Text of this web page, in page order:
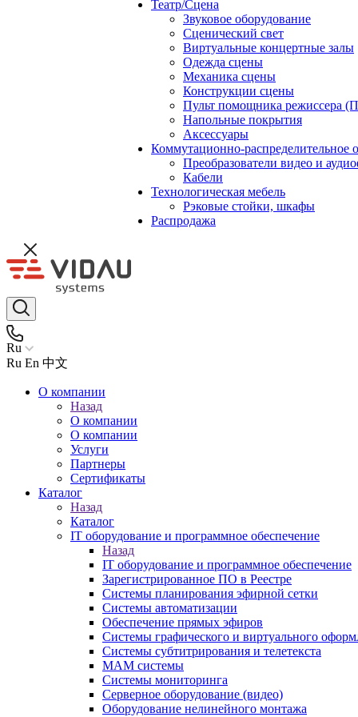
Театр/Сцена
Звуковое оборудование
Сценический свет
Виртуальные концертные залы
Одежда сцены
Механика сцены
Конструкции сцены
Пульт помощника режиссера
Напольные покрытия
Аксессуары
Коммутационно-распределительное
Преобразователи видео и
Кабели
Технологическая мебель
Рэковые стойки, шкафы
Распродажа
Ru
Ru En 中文
О компании
Назад
О компании
О компании
Услуги
Партнеры
Сертификаты
Каталог
Назад
Каталог
IT оборудование и программное обеспечение
Назад
IT оборудование и программное обеспечение
Зарегистрированное ПО в Реестре
Системы планирования эфирной сетки
Системы автоматизации
Обеспечение прямых эфиров
Системы графического и виртуального
Системы субтитрирования и телетекста
MAM системы
Системы мониторинга
Серверное оборудование (видео)
Оборудование нелинейного монтажа